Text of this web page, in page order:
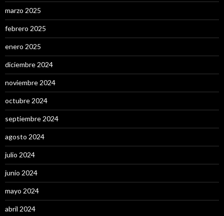
marzo 2025
febrero 2025
enero 2025
diciembre 2024
noviembre 2024
octubre 2024
septiembre 2024
agosto 2024
julio 2024
junio 2024
mayo 2024
abril 2024